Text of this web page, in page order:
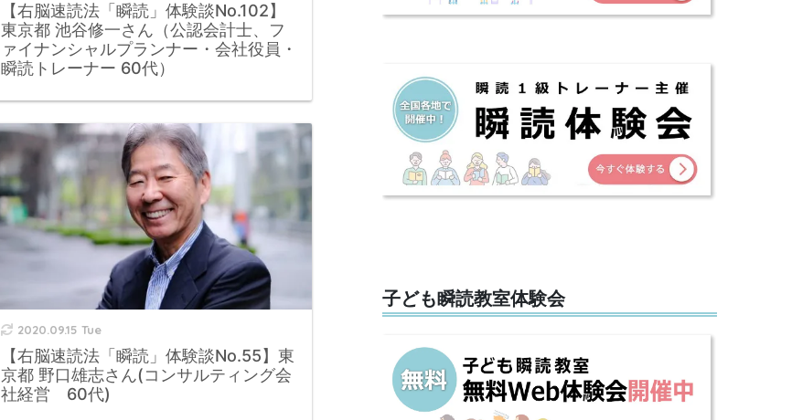
【右脳速読法「瞬読」体験談No.102】
東京都 池谷修一さん（公認会計士、フ
ァイナンシャルプランナー・会社役員・
瞬読トレーナー 60代）
2020.09.15 Tue
【右脳速読法「瞬読」体験談No.55】東
京都 野口雄志さん(コンサルティング会
社経営 60代)
子ども瞬読教室体験会